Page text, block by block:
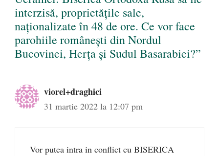
interzisă, proprietățile sale,
naționalizate în 48 de ore. Ce vor face
parohiile românești din Nordul
Bucovinei, Herța și Sudul Basarabiei?”
viorel+draghici
31 martie 2022 la 12:07 pm
Vor putea intra in conflict cu BISERICA